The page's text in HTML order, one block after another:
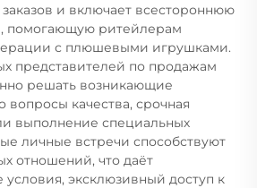
и включает всестороннюю
помогающую ритейлерам
с плюшевыми игрушками.
представителей по продажам
решать возникающие
качества, срочная
выполнение специальных
личные встречи способствуют
отношений, что даёт
эксклюзивный доступ к